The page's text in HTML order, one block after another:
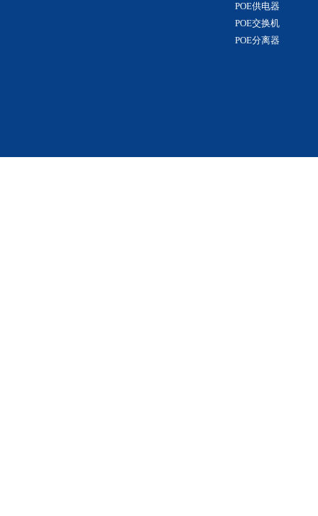
POE供电器
POE交换机
POE分离器